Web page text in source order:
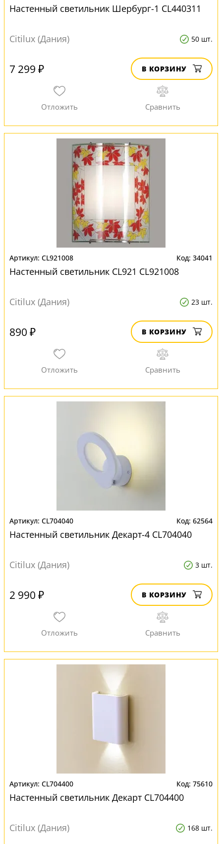
Настенный светильник Шербург-1 CL440311
Citilux (Дания) 50 шт.
7 299 ₽ В КОРЗИНУ
CL921008 34041
Настенный светильник CL921 CL921008
Citilux (Дания) 23 шт.
890 ₽ В КОРЗИНУ
CL704040 62564
Настенный светильник Декарт-4 CL704040
Citilux (Дания) 3 шт.
2 990 ₽ В КОРЗИНУ
CL704400 75610
Настенный светильник Декарт CL704400
Citilux (Дания) 168 шт.